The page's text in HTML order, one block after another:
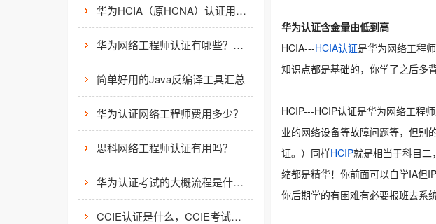
华为HCIA（原HCNA）认证用处大吗？
华为网络工程师认证有哪些？值不值得考？
简单好用的Java反编译工具汇总
华为认证网络工程师费用多少？
思科网络工程师认证有用吗？
华为认证考试的大概流程是什么样的？
CCIE认证是什么，CCIE考试认证考试指南
华为认证含金量由低到高
HCIA---HCIA认证是华为网络工程
知识点都是基础的，你学了之后多
HCIP---HCIP认证是华为网络工程
业的网络设备等故障问题等，但别
证。）同样HCIP就是相当于科目二
缩都是精华！你前面可以自学IA但
你后期学的有困难有必要报班去系